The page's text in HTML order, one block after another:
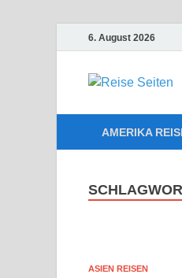
6. August 2026
AMERIKA
ASIEN REISEN